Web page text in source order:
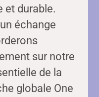
et durable.
échange
sur notre
de la
globale One